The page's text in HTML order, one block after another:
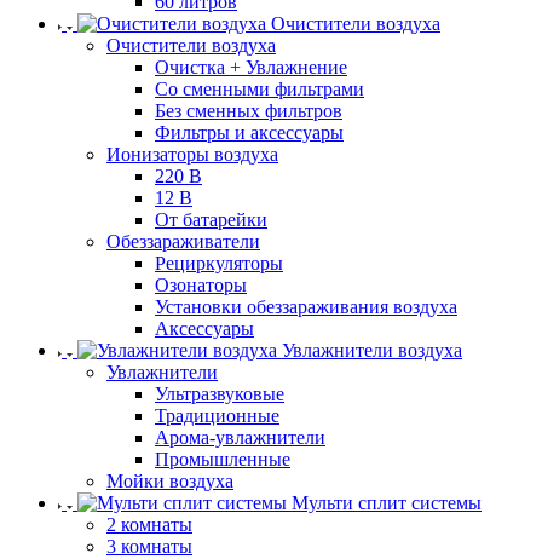
Очистители воздуха
Очистители воздуха
Очистка + Увлажнение
Cо сменными фильтрами
Без сменных фильтров
Фильтры и аксессуары
Ионизаторы воздуха
220 В
12 В
От батарейки
Обеззараживатели
Рециркуляторы
Озонаторы
Установки обеззараживания воздуха
Аксессуары
Увлажнители воздуха
Увлажнители
Ультразвуковые
Традиционные
Арома-увлажнители
Промышленные
Мойки воздуха
Мульти сплит системы
2 комнаты
3 комнаты